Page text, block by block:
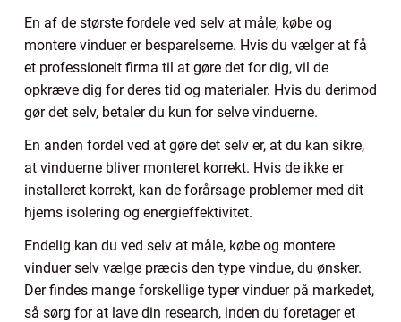
En af de største fordele ved selv at måle, købe og
montere vinduer er besparelserne. Hvis du vælger at få
et professionelt firma til at gøre det for dig, vil de
opkræve dig for deres tid og materialer. Hvis du derimod
gør det selv, betaler du kun for selve vinduerne.
En anden fordel ved at gøre det selv er, at du kan sikre,
at vinduerne bliver monteret korrekt. Hvis de ikke er
installeret korrekt, kan de forårsage problemer med dit
hjems isolering og energieffektivitet.
Endelig kan du ved selv at måle, købe og montere
vinduer selv vælge præcis den type vindue, du ønsker.
Der findes mange forskellige typer vinduer på markedet,
så sørg for at lave din research, inden du foretager et